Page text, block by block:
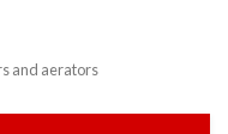
and aerators